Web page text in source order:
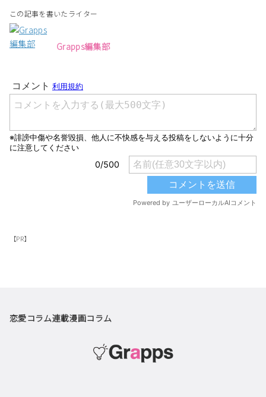
この記事を書いたライター
Grapps編集部
【PR】
恋愛コラム連載漫画コラム